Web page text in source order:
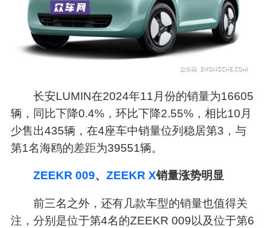
长安LUMIN在2024年11月份的销量为16605
辆，同比下降0.4%，环比下降2.55%，相比10月
少售出435辆，在4座车中销量位列稳居第3，与
第1名海鸥的差距为39551辆。
ZEEKR 009、ZEEKR X销量涨势明显
前三名之外，还有几款车型的销量也值得关
注，分别是位于第4名的ZEEKR 009以及位于第6